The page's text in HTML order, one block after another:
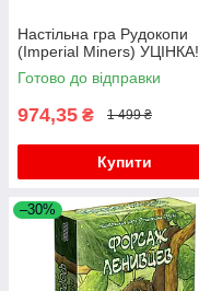
Настільна гра Рудокопи
(Imperial Miners) УЦІНКА!
Готово до відправки
974,35 ₴ 1 499 ₴
Купити
–30%